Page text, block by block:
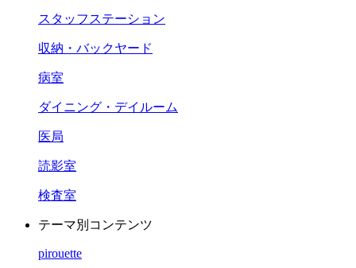
スタッフステーション
収納・バックヤード
病室
ダイニング・デイルーム
医局
読影室
検査室
テーマ別コンテンツ
pirouette